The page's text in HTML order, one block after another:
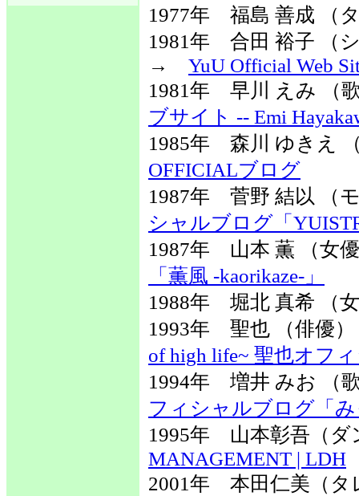
1977年 福島 善成 （
1981年 合田 裕子 （
→ YuU Official Web
1981年 早川 えみ
ブサイト -- Emi
1985年 森川 ゆき
OFFICIALブログ
1987年 菅野 結以
シャルブログ「
1987年 山本 薫 （
「薫風 -kaorikaze-」
1988年 堀北 真希 （
1993年 聖也 （俳
of high life~ 聖也オフ
1994年 増井 みお
フィシャルブログ「
1995年 山本彰吾
MANAGEMENT | LDH
2001年 本田仁美